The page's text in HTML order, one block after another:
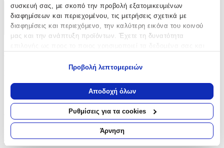
συσκευή σας, με σκοπό την προβολή εξατομικευμένων
διαφημίσεων και περιεχομένου, τις μετρήσεις σχετικά με
διαφημίσεις και περιεχόμενο, την καλύτερη εικόνα του κοινού
μας και την ανάπτυξη προϊόντων. Έχετε τη δυνατότητα
Να συλλέξουμε πληροφορίες σχετικά με τη γεωγραφική
σας τοποθεσία, οι οποίες μπορεί να είναι ακριβείς σε
απόσταση μερικών μέτρων
Να αναγνωρίσουμε τη συσκευή σας σαρώνοντας ενεργά
για συγκεκριμένα χαρακτηριστικά (δακτυλικό αποτύπωμα)
Μάθετε περισσότερα σχετικά με τον τρόπο επεξεργασίας των
Προβολή λεπτομερειών
Αποδοχή όλων
Ρυθμίσεις για τα cookies
Άρνηση
Χαρακτηριστικά
+
Χαρακτηριστικά
Αξιολογήσεις
Προς το παρόν δεν υπάρχουν άλλες αξιολογήσεις. Όταν
προστεθούν, θα εμφανιστούν εδώ.